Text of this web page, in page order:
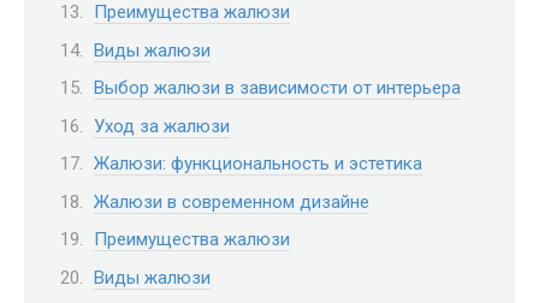
Преимущества жалюзи
Виды жалюзи
Выбор жалюзи в зависимости от интерьера
Уход за жалюзи
Жалюзи: функциональность и эстетика
Жалюзи в современном дизайне
Преимущества жалюзи
Виды жалюзи